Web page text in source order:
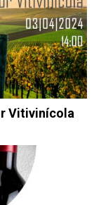
Vitivinícola